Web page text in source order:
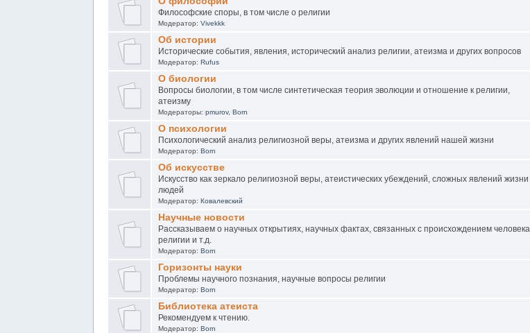
Философские споры, в том числе о религии
Модератор:Vivekkk
Об истории
Исторические события, явления, исторический анализ религии, атеизма и других вопросов
Модератор:Rufus
О биологии
Вопросы биологии, в том числе синтетическая теория эволюции и отношение к религии,
атеизму
Модераторы:pmurov,Born
О психологии
Психологический анализ религиозной веры, атеизма и других явлений нашей жизни
Модератор:Born
Об искусстве
Искусство как зеркало религиозной веры, атеистических убеждений, сложных явлений жизни
людей
Модератор:Ковалевский
Научные новости
Рассказываем о научных открытиях, научных фактах, связанных с происхождением человека,
религии и т.д.
Модератор:Born
Горизонты науки
Проблемы научного познания, научные вопросы религии
Модератор:Born
Библиотека атеиста
Рекомендуем к чтению.
Модератор:Born